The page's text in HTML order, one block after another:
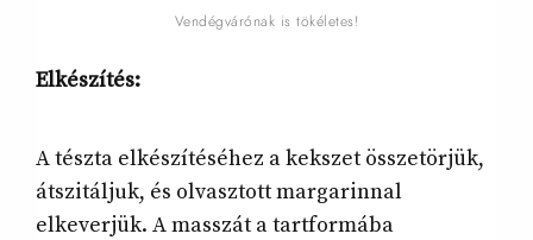
Vendégvárónak is tökéletes!
Elkészítés:
A tészta elkészítéséhez a kekszet összetörjük,
átszitáljuk, és olvasztott margarinnal
elkeverjük. A masszát a tartformába